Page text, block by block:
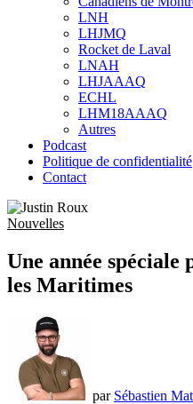
sub
menu
LNH
LHJMQ
Rocket de Laval
LNAH
LHJAAAQ
ECHL
LHM18AAAQ
Autres
Podcast
Politique de confidentialité
Contact
Nouvelles
Une année spéciale
les Maritimes
par Sébastien